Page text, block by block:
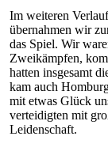
Im weiteren
übernahmen wir
das Spiel. Wir
Zweikämpfen,
hatten insgesamt
kam auch
mit etwas Glück
verteidigten mit
Leidenschaft.